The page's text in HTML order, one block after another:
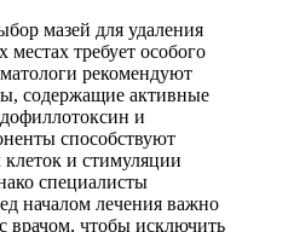
мазей для удаления
требует особого
рекомендуют
содержащие активные
и
способствуют
и стимуляции
специалисты
началом лечения важно
врачом, чтобы исключить